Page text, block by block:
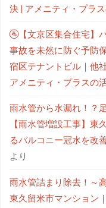
決 | アメニティ・プラ
🚰【文京区集合住宅】
事故を未然に防ぐ予防
宿区テナントビル｜他
アメニティ・プラスの
雨水管から水漏れ！？
【雨水管増設工事】東
るバルコニー冠水を改
より
雨水管詰まり除去！～
東久留米市マンション